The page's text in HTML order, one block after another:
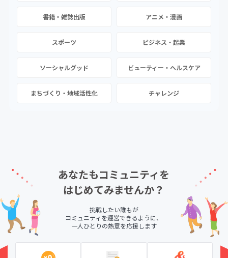
書籍・雑誌出版 アニメ・漫画
スポーツ ビジネス・起業
ソーシャルグッド ビューティー・ヘルスケア
まちづくり・地域活性化 チャレンジ
あなたもコミュニティを
はじめてみませんか？
挑戦したい誰もが
コミュニティを運営できるように、
一人ひとりの熱意を応援します